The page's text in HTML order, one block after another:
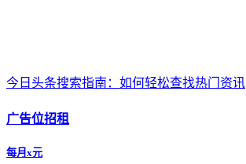
今日头条搜索指南：如何轻松查找热门资讯
广告位招租
每月x元